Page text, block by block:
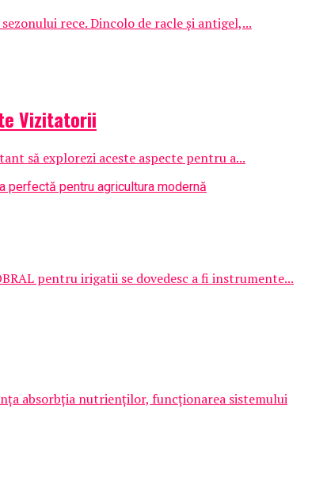
rece. Dincolo de racle și antigel,...
Vizitatorii
să explorezi aceste aspecte pentru a...
pentru irigatii se dovedesc a fi instrumente...
absorbția nutrienților, funcționarea sistemului